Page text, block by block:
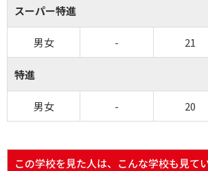
スーパー特進
男女 - 21
特進
男女 - 20
この学校を見た人は、こんな学校も見て